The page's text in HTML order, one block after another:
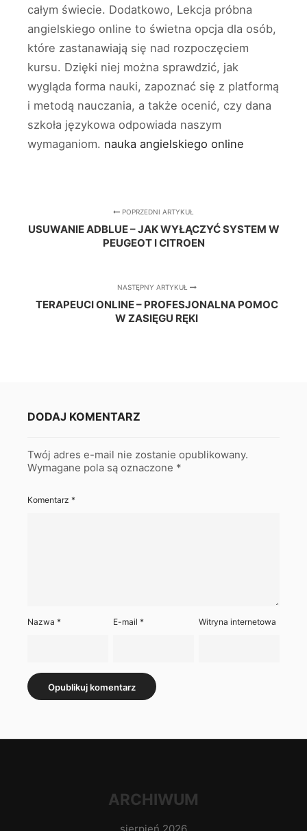
całym świecie. Dodatkowo, Lekcja próbna
angielskiego online to świetna opcja dla osób,
które zastanawiają się nad rozpoczęciem
kursu. Dzięki niej można sprawdzić, jak
wygląda forma nauki, zapoznać się z platformą
i metodą nauczania, a także ocenić, czy dana
szkoła językowa odpowiada naszym
wymaganiom. nauka angielskiego online
POPRZEDNI ARTYKUŁ
USUWANIE ADBLUE – JAK WYŁĄCZYĆ SYSTEM W
PEUGEOT I CITROEN
NASTĘPNY ARTYKUŁ
TERAPEUCI ONLINE – PROFESJONALNA POMOC
W ZASIĘGU RĘKI
DODAJ KOMENTARZ
Twój adres e-mail nie zostanie opublikowany.
Wymagane pola są oznaczone *
Komentarz *
Nazwa * E-mail* Witryna internetowa
ARCHIWUM